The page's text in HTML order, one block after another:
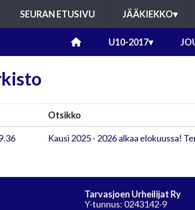
SEURAN ETUSIVU JÄÄKIEKKO▾
U10-2017▾
Otsikko
Kausi 2025 - 2026 alkaa elokuussa!
Tarvasjoen Urheilijat Ry
Y-tunnus: 0243142-9